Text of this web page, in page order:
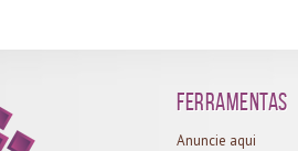
Ferramentas
Anuncie aqui